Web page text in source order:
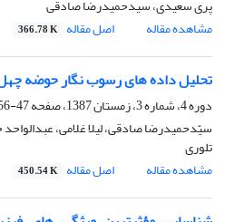
پری سعیدی، سیدحمیدرضا صادقی
مشاهده مقاله
اصل مقاله 366.78 K
تحلیل داده های رسوب نگار حوضه
دوره 4، شماره 3، زمستان 1387، صفحه
47-56
سیّدحمیدرضا صادقی، لیلا غلامی،
تلوری
مشاهده مقاله
اصل مقاله 450.54 K